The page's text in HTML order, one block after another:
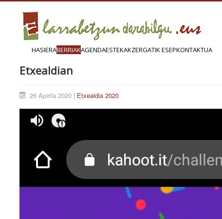
HASIERABERRIAKAGENDAESTEKAKZERGATIK ESEPKONTAKTUA
Etxealdian
26 Apirila 2020 | Etxealdia 2020